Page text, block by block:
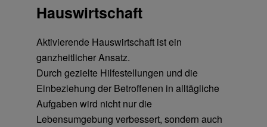
Hauswirtschaft
Aktivierende Hauswirtschaft ist ein
ganzheitlicher Ansatz.
Durch gezielte Hilfestellungen und die
Einbeziehung der Betroffenen in alltägliche
Aufgaben wird nicht nur die
Lebensumgebung verbessert, sondern auch